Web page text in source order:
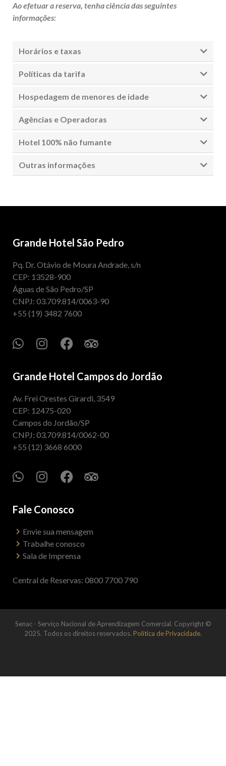
Ao efetuar a reserva, tenha ciência das seguintes
informações:
Horários e taxas
Políticas da tarifa
Hospedagem de menores de idade
Agências e Operadoras
Hotel 100% não fumante
Outras informações
Grande Hotel São Pedro
Pq. Dr. Otávio de Moura Andrade, s/n
CEP: 13528-900
Águas de São Pedro/SP
CNPJ: 03.709.814/0063-90
+55 (19) 3482 7600
Grande Hotel Campos do Jordão
Av. Frei Orestes Girardi, 3549
CEP: 12475-020
Campos do Jordão/SP
CNPJ: 03.709.814/0062-00
+55 (12) 3668 6000
Fale Conosco
Envie sua mensagem
Trabalhe conosco
Sala de Imprensa
Central de Reservas: 0800 7700 790
Senac - Serviço Nacional de Aprendizagem Comercial. Copyright ©
2025. Todos os direitos reservados. Política de Privacidade.